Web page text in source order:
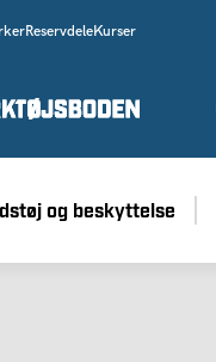
ReservdeleKurser
og beskyttelse